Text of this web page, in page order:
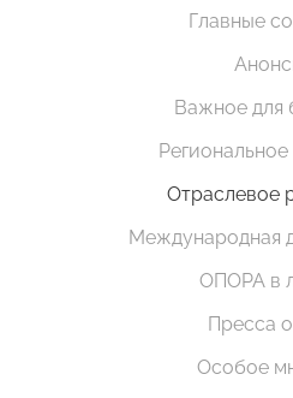
Главные
Важное для
Отраслевое
Международная
ОПОРА в
Пресса
Особое